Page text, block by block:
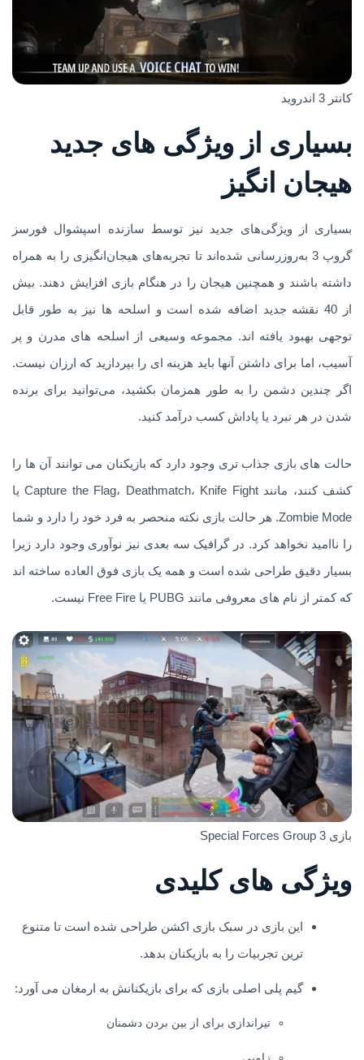
کانتر 3 اندروید
بسیاری از ویژگی های جدید
هیجان انگیز
بسیاری از ویژگی‌های جدید نیز توسط سازنده اسپشوال فورسز
گروپ 3 به‌روزرسانی شده‌اند تا تجربه‌های هیجان‌انگیزی را به همراه
داشته باشند و همچنین هیجان را در هنگام بازی افزایش دهند. بیش
از 40 نقشه جدید اضافه شده است و اسلحه ها نیز به طور قابل
توجهی بهبود یافته اند. مجموعه وسیعی از اسلحه های مدرن و پر
آسیب، اما برای داشتن آنها باید هزینه ای را بپردازید که ارزان نیست.
اگر چندین دشمن را به طور همزمان بکشید، می‌توانید برای برنده
شدن در هر نبرد یا پاداش کسب درآمد کنید.
حالت های بازی جذاب تری وجود دارد که بازیکنان می توانند آن ها را
کشف کنند، مانند Capture the Flag، Deathmatch، Knife Fight یا
Zombie Mode. هر حالت بازی نکته منحصر به فرد خود را دارد و شما
را ناامید نخواهد کرد. در گرافیک سه بعدی نیز نوآوری وجود دارد زیرا
بسیار دقیق طراحی شده است و همه یک بازی فوق العاده ساخته اند
که کمتر از نام های معروفی مانند PUBG یا Free Fire نیست.
بازی Special Forces Group 3
ویژگی های کلیدی
این بازی در سبک بازی اکشن طراحی شده است تا متنوع
ترین تجربیات را به بازیکنان بدهد.
گیم پلی اصلی بازی که برای بازیکنانش به ارمغان می آورد:
تیراندازی برای از بین بردن دشمنان